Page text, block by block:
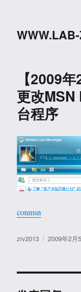
【2009
更改
台程序
conmsn
作
ziv2013
发
2009年2月